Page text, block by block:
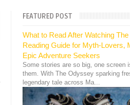
FEATURED POST
What to Read After Watching
Reading Guide for Myth-Lovers,
Epic Adventure Seekers
Some stories are so big, one screen
them. With The Odyssey sparking
legendary tale across Ma...